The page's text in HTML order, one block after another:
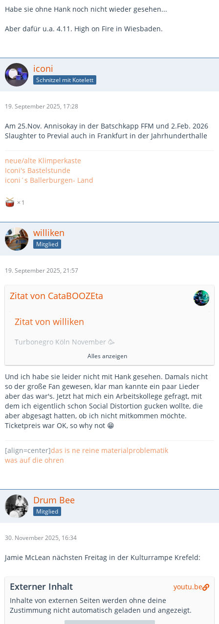
Habe sie ohne Hank noch nicht wieder gesehen...
Aber dafür u.a. 4.11. High on Fire in Wiesbaden.
iconi
Schnitzel mit Kotelett
19. September 2025, 17:28
Am 25.Nov. Annisokay in der Batschkapp FFM und 2.Feb. 2026
Slaughter to Previal auch in Frankfurt in der Jahrhunderthalle
neue/alte Klimperkaste
Iconi's Bastelstunde
iconi´s Ballerburgen- Land
1
williken
Mitglied
19. September 2025, 21:57
Zitat von CataBOOZEta
Zitat von williken
Turbonegro Köln November 🥳
NEID
Habe sie ohne Hank noch nicht wieder gesehen...
Aber dafür u.a. 4.11. High on Fire in Wiesbaden.
Alles anzeigen
Und ich habe sie leider nicht mit Hank gesehen. Damals nicht
so der große Fan gewesen, klar man kannte ein paar Lieder
aber das war's. Jetzt hat mich ein Arbeitskollege gefragt, mit
dem ich eigentlich schon Social Distortion gucken wollte, die
aber abgesagt hatten, ob ich nicht mitkommen möchte.
Ticketpreis war OK, so why not 😁
[align=center]das is ne reine materialproblematik
was auf die ohren
Drum Bee
Mitglied
30. November 2025, 16:34
Jamie McLean nächsten Freitag in der Kulturrampe Krefeld:
Externer Inhalt
youtu.be
Inhalte von externen Seiten werden ohne deine
Zustimmung nicht automatisch geladen und angezeigt.